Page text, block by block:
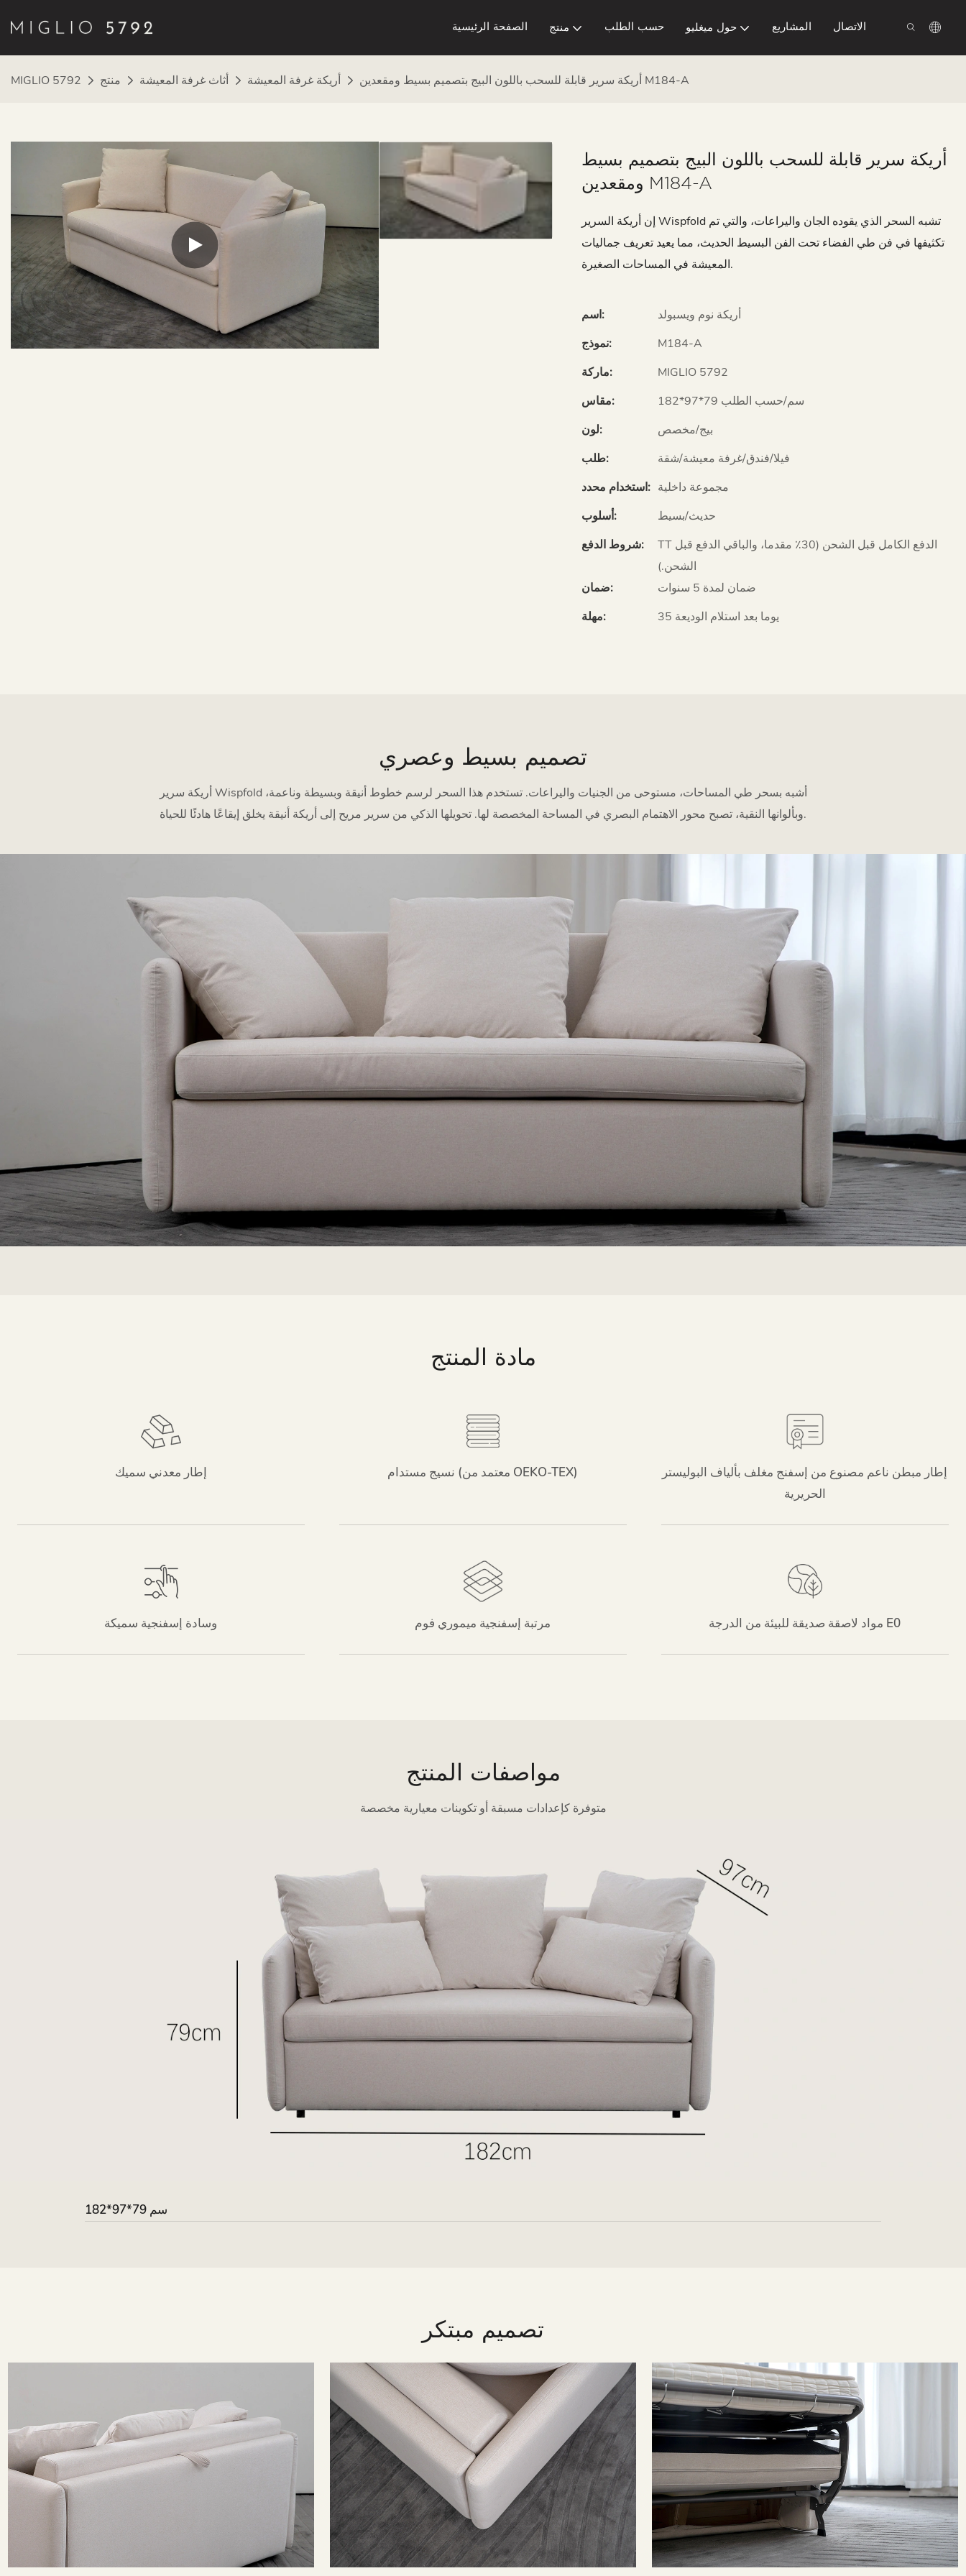
الصفحة الرئيسية منتج حسب الطلب حول ميغليو المشاريع الاتصال
MIGLIO 5792 منتج أثاث غرفة المعيشة أريكة غرفة المعيشة أريكة سرير قابلة للسحب باللون البيج بتصميم بسيط ومقعدين M184-A
أريكة سرير قابلة للسحب باللون البيج بتصميم بسيط
ومقعدين M184-A
إن أريكة السرير Wispfold تشبه السحر الذي يقوده الجان واليراعات، والتي تم
تكثيفها في فن طي الفضاء تحت الفن البسيط الحديث، مما يعيد تعريف جماليات
المعيشة في المساحات الصغيرة.
اسم:
أريكة نوم ويسبولد
نموذج:
M184-A
ماركة:
MIGLIO 5792
مقاس:
182*97*79 سم/حسب الطلب
لون:
بيج/مخصص
طلب:
فيلا/فندق/غرفة معيشة/شقة
استخدام محدد: مجموعة داخلية
أسلوب:
حديث/بسيط
شروط الدفع:
TT الدفع الكامل قبل الشحن (30٪ مقدما، والباقي الدفع قبل
الشحن.)
ضمان:
ضمان لمدة 5 سنوات
مهلة:
35 يوما بعد استلام الوديعة
تصميم بسيط وعصري
أريكة سرير Wispfold أشبه بسحر طي المساحات، مستوحى من الجنيات واليراعات. تستخدم هذا السحر لرسم خطوط أنيقة وبسيطة وناعمة،
وبألوانها النقية، تصبح محور الاهتمام البصري في المساحة المخصصة لها. تحويلها الذكي من سرير مريح إلى أريكة أنيقة يخلق إيقاعًا هادئًا للحياة.
مادة المنتج
إطار معدني سميك نسيج مستدام (معتمد من OEKO-TEX)
إطار مبطن ناعم مصنوع من إسفنج مغلف بألياف البوليستر
الحريرية
وسادة إسفنجية سميكة مرتبة إسفنجية ميموري فوم مواد لاصقة صديقة للبيئة من الدرجة E0
مواصفات المنتج
متوفرة كإعدادات مسبقة أو تكوينات معيارية مخصصة
182*97*79 سم
تصميم مبتكر